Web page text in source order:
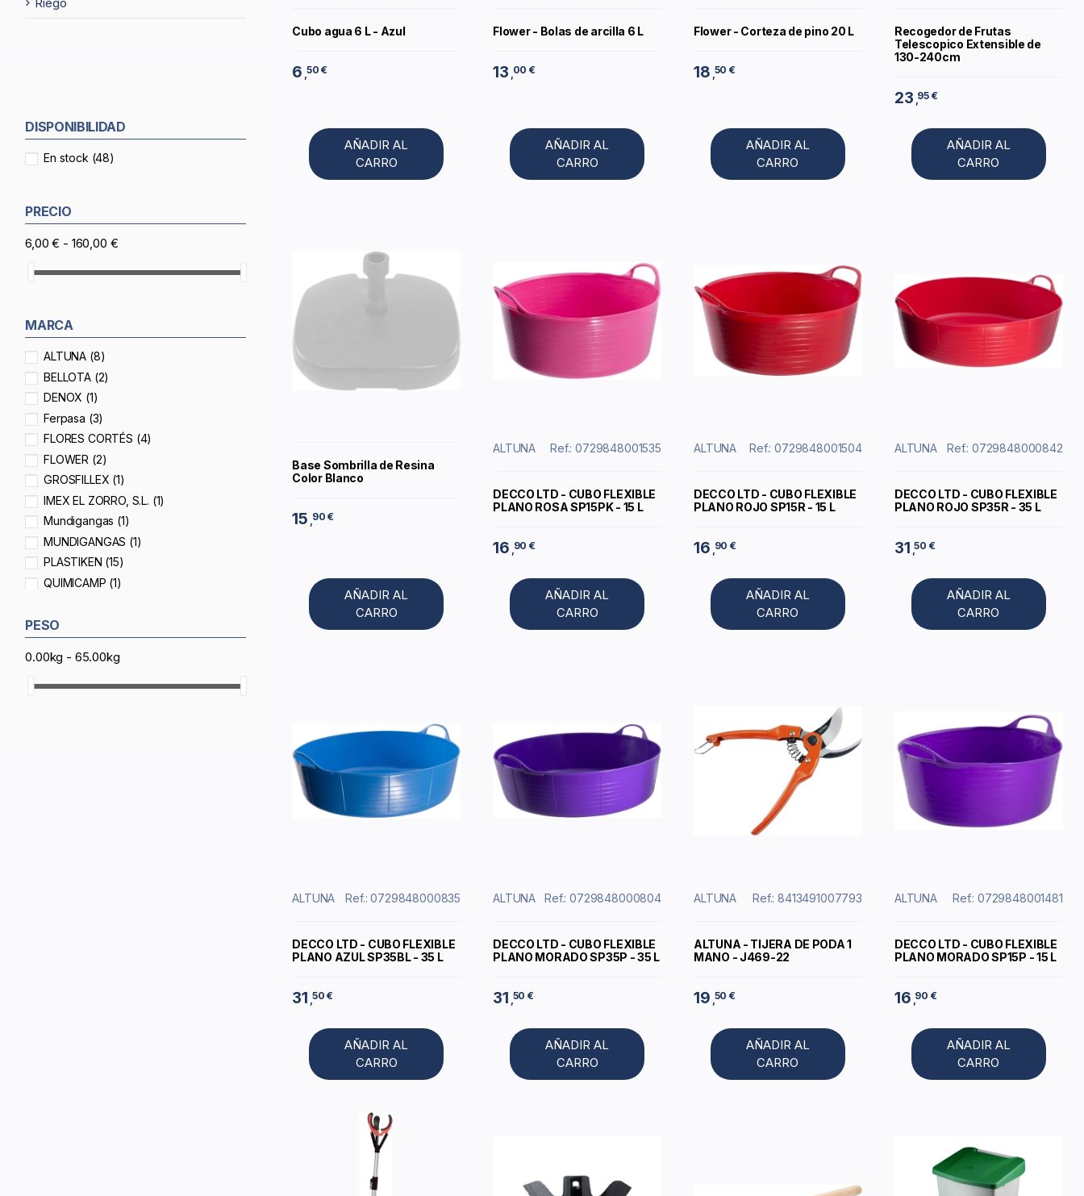
Cubo agua 6 L - Azul
6 ,50 €
AÑADIR AL
CARRO
Flower - Bolas de arcilla 6 L
13 00 €
AÑADIR AL
CARRO
Flower - Corteza de pino 20 L
18 ,50 €
AÑADIR AL
CARRO
Recogedor de Frutas
Telescopico Extensible de
130-240cm
23 ,95 €
AÑADIR AL
CARRO
Base Sombrilla de Resina
Color Blanco
15 90 €
AÑADIR AL
CARRO
ALTUNA Ref.: 0729848001535
DECCO LTD - CUBO FLEXIBLE
PLANO ROSA SP15PK - 15 L
16 90 €
AÑADIR AL
CARRO
ALTUNA Ref.: 0729848001504
DECCO LTD - CUBO FLEXIBLE
PLANO ROJO SP15R - 15 L
16 90 €
AÑADIR AL
CARRO
ALTUNA Ref.: 0729848000842
DECCO LTD - CUBO FLEXIBLE
PLANO ROJO SP35R - 35 L
31 ,50 €
AÑADIR AL
CARRO
ALTUNA Ref.: 0729848000835
DECCO LTD - CUBO FLEXIBLE
PLANO AZUL SP35BL - 35 L
31 ,50 €
AÑADIR AL
CARRO
ALTUNA Ref.: 0729848000804
DECCO LTD - CUBO FLEXIBLE
PLANO MORADO SP35P - 35 L
31 ,50 €
AÑADIR AL
CARRO
ALTUNA Ref.: 8413491007793
ALTUNA - TIJERA DE PODA 1
MANO - J469-22
19 ,50 €
AÑADIR AL
CARRO
ALTUNA Ref.: 0729848001481
DECCO LTD - CUBO FLEXIBLE
PLANO MORADO SP15P - 15 L
16 ,90 €
AÑADIR AL
CARRO
DISPONIBILIDAD
En stock (48)
PRECIO
6,00 € - 160,00 €
MARCA
ALTUNA (8)
BELLOTA (2)
DENOX (1)
Ferpasa (3)
FLORES CORTÉS (4)
FLOWER (2)
GROSFILLEX (1)
IMEX EL ZORRO, S.L. (1)
Mundigangas (1)
MUNDIGANGAS (1)
PLASTIKEN (15)
QUIMICAMP (1)
PESO
0.00kg - 65.00kg